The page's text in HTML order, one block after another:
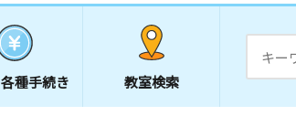
各種手続き 教室検索